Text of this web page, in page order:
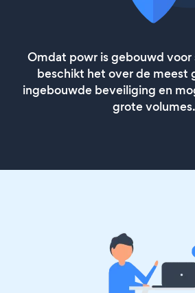
Omdat powr is gebouwd voor
beschikt het over de meest
ingebouwde beveiliging en
grote volumes.